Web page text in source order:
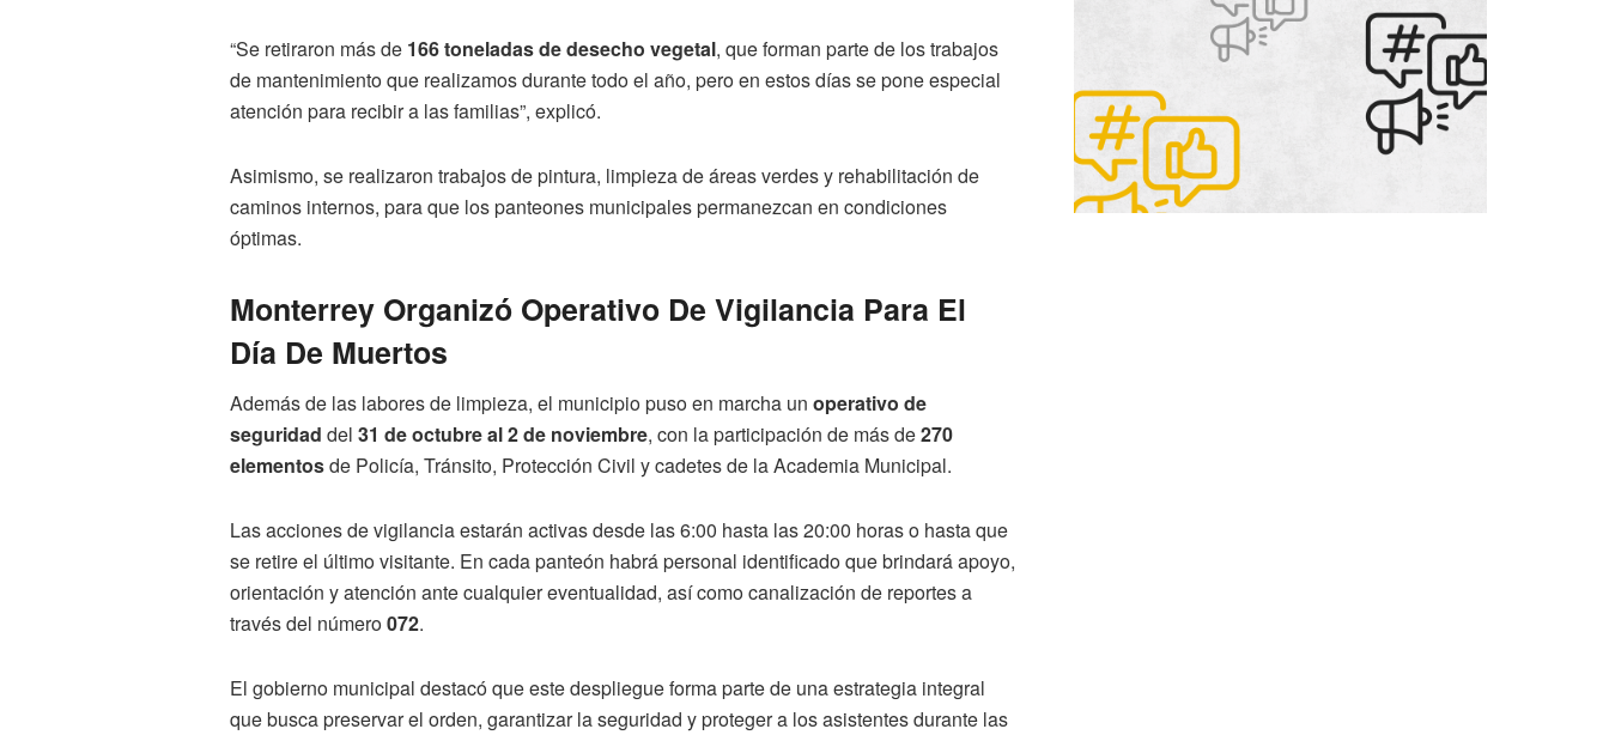
“Se retiraron más de 166 toneladas de desecho vegetal, que forman parte de los trabajos
de mantenimiento que realizamos durante todo el año, pero en estos días se pone especial
atención para recibir a las familias”, explicó.
Asimismo, se realizaron trabajos de pintura, limpieza de áreas verdes y rehabilitación de
caminos internos, para que los panteones municipales permanezcan en condiciones
óptimas.
Monterrey Organizó Operativo De Vigilancia Para El
Día De Muertos
Además de las labores de limpieza, el municipio puso en marcha un operativo de
seguridad del 31 de octubre al 2 de noviembre, con la participación de más de270
elementosde Policía, Tránsito, Protección Civil y cadetes de la Academia Municipal.
Las acciones de vigilancia estarán activas desde las 6:00 hasta las 20:00 horas o hasta que
se retire el último visitante. En cada panteón habrá personal identificado que brindará apoyo,
orientación y atención ante cualquier eventualidad, así como canalización de reportes a
través del número072.
El gobierno municipal destacó que este despliegue forma parte de una estrategia integral
que busca preservar el orden, garantizar la seguridad y proteger a los asistentes durante las